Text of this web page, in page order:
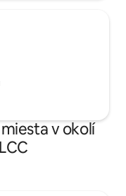
v okolí